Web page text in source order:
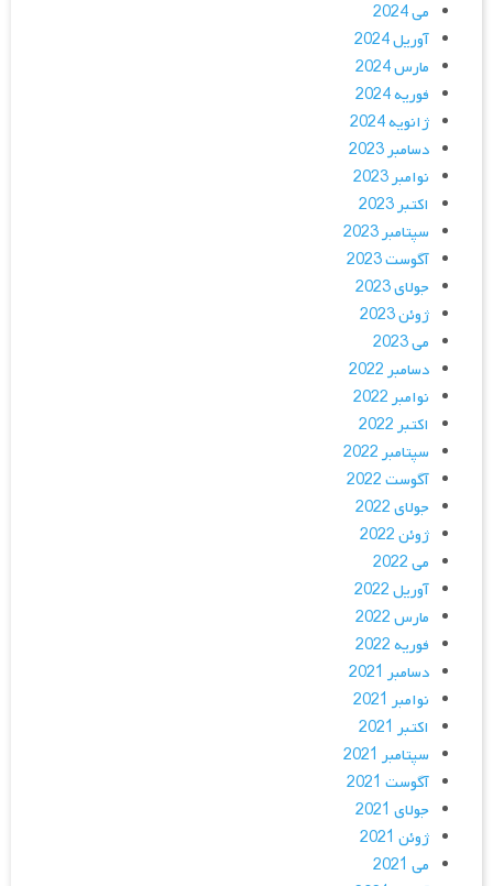
می 2024
آوریل 2024
مارس 2024
فوریه 2024
ژانویه 2024
دسامبر 2023
نوامبر 2023
اکتبر 2023
سپتامبر 2023
آگوست 2023
جولای 2023
ژوئن 2023
می 2023
دسامبر 2022
نوامبر 2022
اکتبر 2022
سپتامبر 2022
آگوست 2022
جولای 2022
ژوئن 2022
می 2022
آوریل 2022
مارس 2022
فوریه 2022
دسامبر 2021
نوامبر 2021
اکتبر 2021
سپتامبر 2021
آگوست 2021
جولای 2021
ژوئن 2021
می 2021